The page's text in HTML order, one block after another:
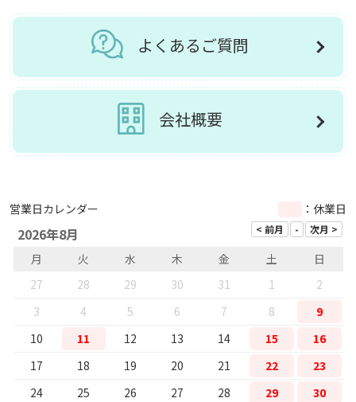
よくあるご質問
会社概要
営業日カレンダー ：休業日
2026年8月
月 火 水 木 金 土
日
27
28 29 30 31 1
2
3
4 5 6 7 8
9
10
11 12 13 14 15
16
17
18 19 20 21 22
23
24
25 26 27 28 29
30